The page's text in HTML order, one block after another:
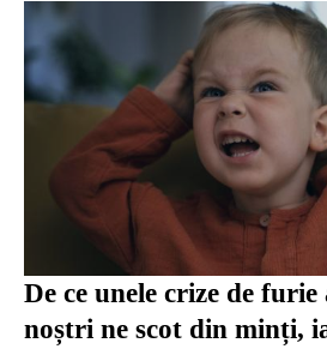
De ce unele crize de
noștri ne scot din minți,